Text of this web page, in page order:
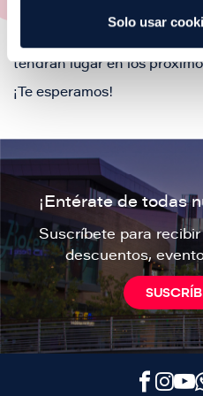
Solo usar
Si lo que estas buscando
Puerto Venecia, aquí
tendrán lugar en los
¡Te esperamos!
¡Entérate de todas
Suscríbete para
descuentos,